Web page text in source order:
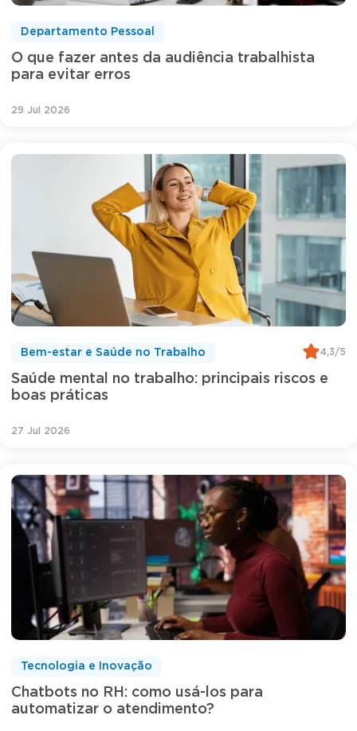
O que fazer antes da audiência trabalhista
para evitar erros
Departamento Pessoal
29 Jul 2026
Saúde mental no trabalho: principais riscos e
boas práticas
Bem-estar e Saúde no Trabalho 4,3/5
27 Jul 2026
Chatbots no RH: como usá-los para
automatizar o atendimento?
Tecnologia e Inovação